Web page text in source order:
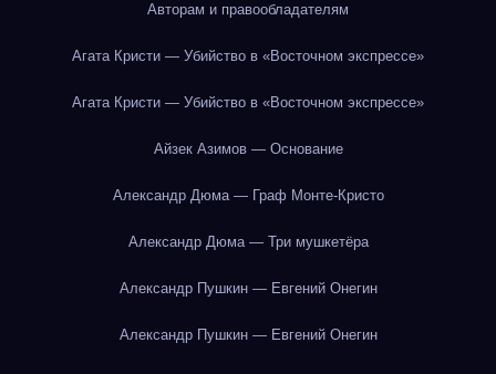
Авторам и правообладателям
Агата Кристи — Убийство в «Восточном экспрессе»
Агата Кристи — Убийство в «Восточном экспрессе»
Айзек Азимов — Основание
Александр Дюма — Граф Монте-Кристо
Александр Дюма — Три мушкетёра
Александр Пушкин — Евгений Онегин
Александр Пушкин — Евгений Онегин